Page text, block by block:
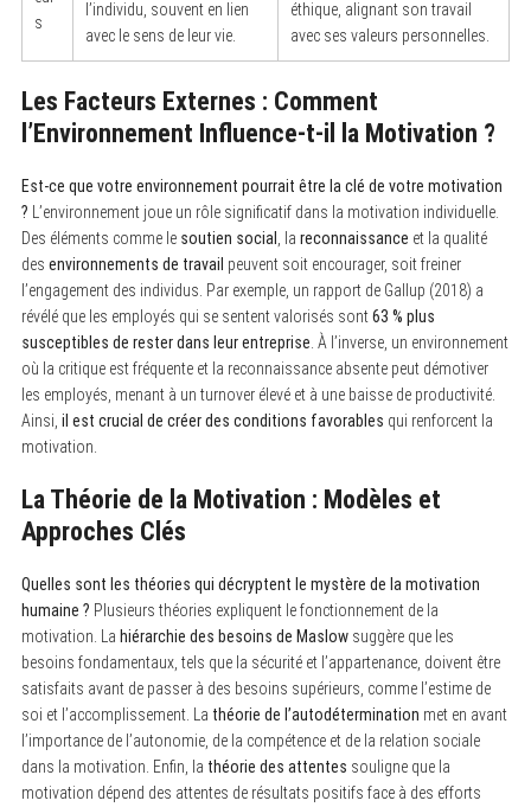
s
l’individu, souvent en lien
avec le sens de leur vie.
éthique, alignant son travail
avec ses valeurs personnelles.
Les Facteurs Externes : Comment
l’Environnement Influence-t-il la Motivation ?
Est-ce que votre environnement pourrait être la clé de votre motivation
? L’environnement joue un rôle significatif dans la motivation individuelle.
Des éléments comme le soutien social , la reconnaissance et la qualité
des environnements de travail peuvent soit encourager, soit freiner
l’engagement des individus. Par exemple, un rapport de Gallup (2018) a
révélé que les employés qui se sentent valorisés sont63 % plus
susceptibles de rester dans leur entreprise . À l’inverse, un environnement
où la critique est fréquente et la reconnaissance absente peut démotiver
les employés, menant à un turnover élevé et à une baisse de productivité.
Ainsi, il est crucial de créer des conditions favorables qui renforcent la
motivation.
La Théorie de la Motivation : Modèles et
Approches Clés
Quelles sont les théories qui décryptent le mystère de la motivation
humaine ? Plusieurs théories expliquent le fonctionnement de la
motivation. La hiérarchie des besoins de Maslowsuggère que les
besoins fondamentaux, tels que la sécurité et l’appartenance, doivent être
satisfaits avant de passer à des besoins supérieurs, comme l’estime de
soi et l’accomplissement. La théorie de l’autodétermination met en avant
l’importance de l’autonomie, de la compétence et de la relation sociale
dans la motivation. Enfin, la théorie des attentes souligne que la
motivation dépend des attentes de résultats positifs face à des efforts
S
a
h
f
r
: